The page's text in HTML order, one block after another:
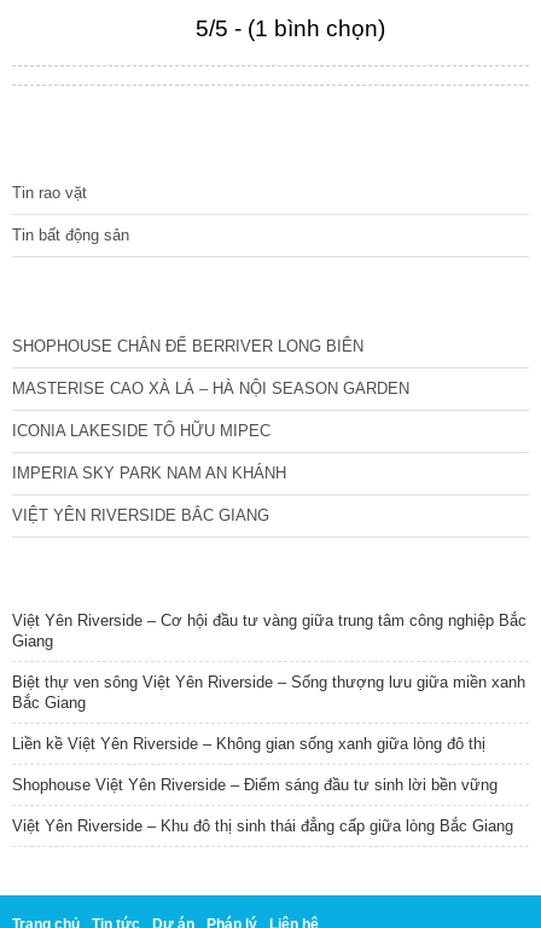
5/5 - (1 bình chọn)
Tin rao vặt
Tin bất động sản
SHOPHOUSE CHÂN ĐẾ BERRIVER LONG BIÊN
MASTERISE CAO XÀ LÁ – HÀ NỘI SEASON GARDEN
ICONIA LAKESIDE TỐ HỮU MIPEC
IMPERIA SKY PARK NAM AN KHÁNH
VIỆT YÊN RIVERSIDE BẮC GIANG
Việt Yên Riverside – Cơ hội đầu tư vàng giữa trung tâm công nghiệp Bắc
Giang
Biệt thự ven sông Việt Yên Riverside – Sống thượng lưu giữa miền xanh
Bắc Giang
Liền kề Việt Yên Riverside – Không gian sống xanh giữa lòng đô thị
Shophouse Việt Yên Riverside – Điểm sáng đầu tư sinh lời bền vững
Việt Yên Riverside – Khu đô thị sinh thái đẳng cấp giữa lòng Bắc Giang
Trang chủ Tin tức Dự án Pháp lý Liên hệ